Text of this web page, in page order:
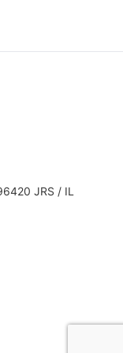
JRS / IL